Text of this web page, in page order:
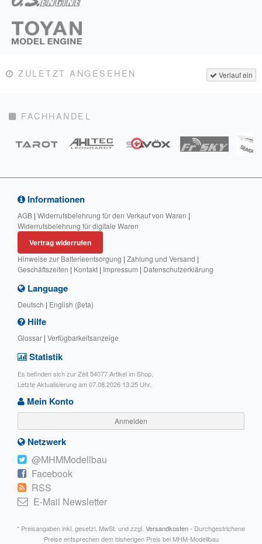
Verlauf ein
ZULETZT ANGESEHEN
FACHHANDEL
Informationen
AGB | Widerrufsbelehrung für den Verkauf von Waren |
Widerrufsbelehrung für digitale Waren
Vertrag widerrufen
Hinweise zur Batterieentsorgung | Zahlung und Versand |
Geschäftszeiten | Kontakt | Impressum | Datenschutzerklärung
Language
Deutsch | English (βeta)
Hilfe
Glossar | Verfügbarkeitsanzeige
Statistik
Es befinden sich zur Zeit 54077 Artikel im Shop.
Letzte Aktualisierung am 07.08.2026 13:25 Uhr.
Mein Konto
Anmelden
Netzwerk
@MHMModellbau
Facebook
RSS
E-Mail Newsletter
* Preisangaben inkl. gesetzl. MwSt. und zzgl. Versandkosten- Durchgestrichene
Preise entsprechen dem bisherigen Preis bei MHM-Modellbau